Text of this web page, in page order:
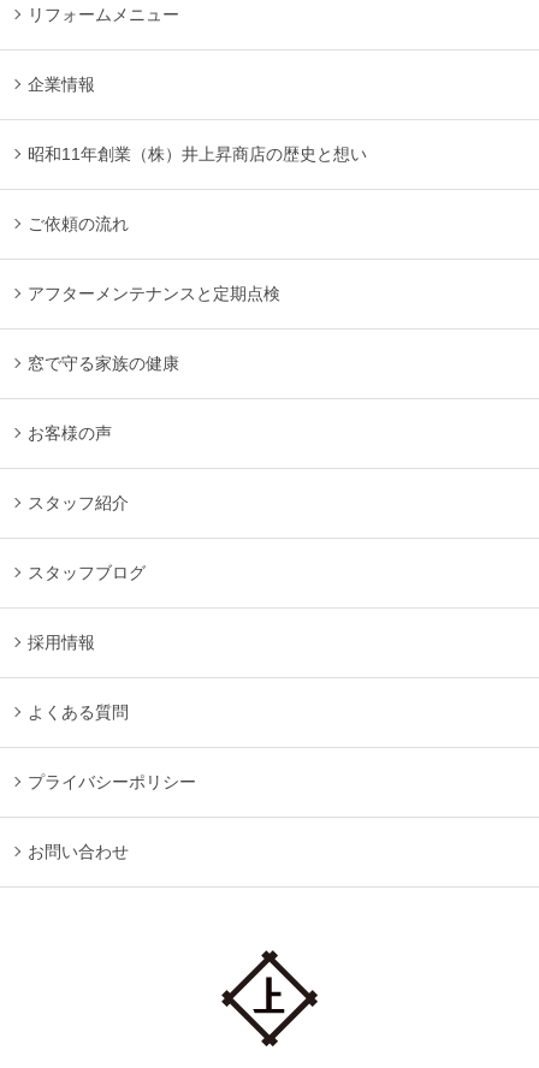
リフォームメニュー
企業情報
昭和11年創業（株）井上昇商店の歴史と想い
ご依頼の流れ
アフターメンテナンスと定期点検
窓で守る家族の健康
お客様の声
スタッフ紹介
スタッフブログ
採用情報
よくある質問
プライバシーポリシー
お問い合わせ